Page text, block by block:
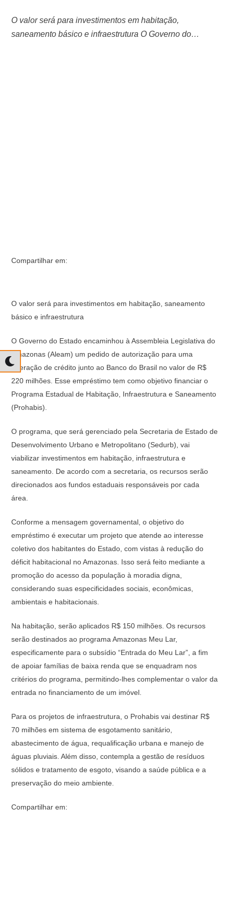
O valor será para investimentos em habitação,
saneamento básico e infraestrutura O Governo do
Compartilhar em:
O valor será para investimentos em habitação, saneamento
básico e infraestrutura
O Governo do Estado encaminhou à Assembleia Legislativa do
Amazonas (Aleam) um pedido de autorização para uma
operação de crédito junto ao Banco do Brasil no valor de R$
220 milhões. Esse empréstimo tem como objetivo financiar o
Programa Estadual de Habitação, Infraestrutura e Saneamento
(Prohabis).
O programa, que será gerenciado pela Secretaria de Estado de
Desenvolvimento Urbano e Metropolitano (Sedurb), vai
viabilizar investimentos em habitação, infraestrutura e
saneamento. De acordo com a secretaria, os recursos serão
direcionados aos fundos estaduais responsáveis por cada
área.
Conforme a mensagem governamental, o objetivo do
empréstimo é executar um projeto que atende ao interesse
coletivo dos habitantes do Estado, com vistas à redução do
déficit habitacional no Amazonas. Isso será feito mediante a
promoção do acesso da população à moradia digna,
considerando suas especificidades sociais, econômicas,
ambientais e habitacionais.
Na habitação, serão aplicados R$ 150 milhões. Os recursos
serão destinados ao programa Amazonas Meu Lar,
especificamente para o subsídio “Entrada do Meu Lar”, a fim
de apoiar famílias de baixa renda que se enquadram nos
critérios do programa, permitindo-lhes complementar o valor da
entrada no financiamento de um imóvel.
Para os projetos de infraestrutura, o Prohabis vai destinar R$
70 milhões em sistema de esgotamento sanitário,
abastecimento de água, requalificação urbana e manejo de
águas pluviais. Além disso, contempla a gestão de resíduos
sólidos e tratamento de esgoto, visando a saúde pública e a
preservação do meio ambiente.
Compartilhar em: